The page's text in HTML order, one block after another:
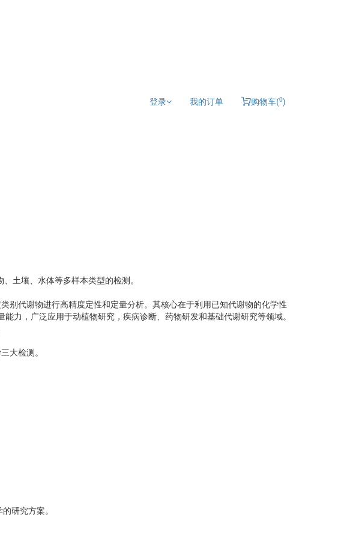
登录 我的订单 购物车(0)
土壤、水体等多样本类型的检测。
代谢物进行高精度定性和定量分析。其核心在于利用已知代谢物的化学性
力，广泛应用于动植物研究，疾病诊断、药物研发和基础代谢研究等领域。
大检测。
研究方案。